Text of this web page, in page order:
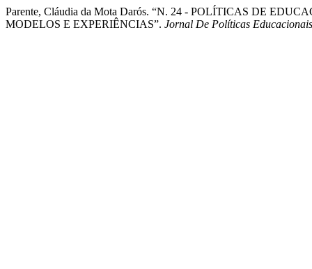
Parente, Cláudia da Mota Darós. “N. 24 - POLÍTICAS DE
MODELOS E EXPERIÊNCIAS”. Jornal De Políticas Educacionais